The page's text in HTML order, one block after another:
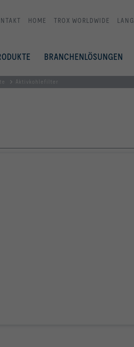
HOME TROX WORLDWIDE
BRANCHENLÖSUNGEN
Aktivkohlefilter